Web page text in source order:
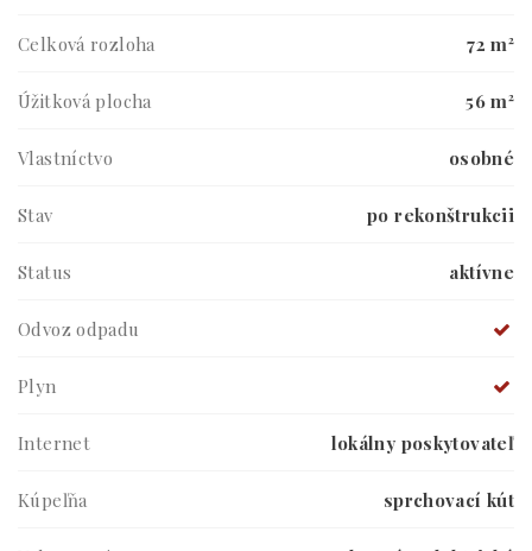
Celková rozloha 72 m²
Úžitková plocha 56 m²
Vlastníctvo osobné
Stav po rekonštrukcii
Status aktívne
Odvoz odpadu
Plyn
Internet lokálny poskytovateľ
Kúpeľňa sprchovací kút